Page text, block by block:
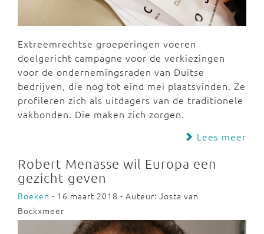
Extreemrechtse groeperingen voeren
doelgericht campagne voor de verkiezingen
voor de ondernemingsraden van Duitse
bedrijven, die nog tot eind mei plaatsvinden. Ze
profileren zich als uitdagers van de traditionele
vakbonden. Die maken zich zorgen.
Lees meer
Robert Menasse wil Europa een
gezicht geven
Boeken - 16 maart 2018 - Auteur: Josta van
Bockxmeer